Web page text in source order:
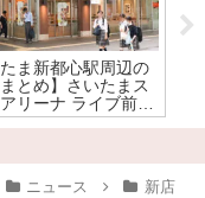
たま新都心駅周辺の
とめ】さいたまス
リーナ ライブ前に
いカフェはここ！
ニュース
新店